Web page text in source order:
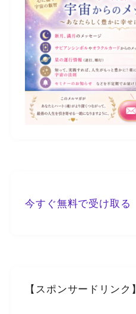
今すぐ無料で受け取る
【スポンサードリンク】